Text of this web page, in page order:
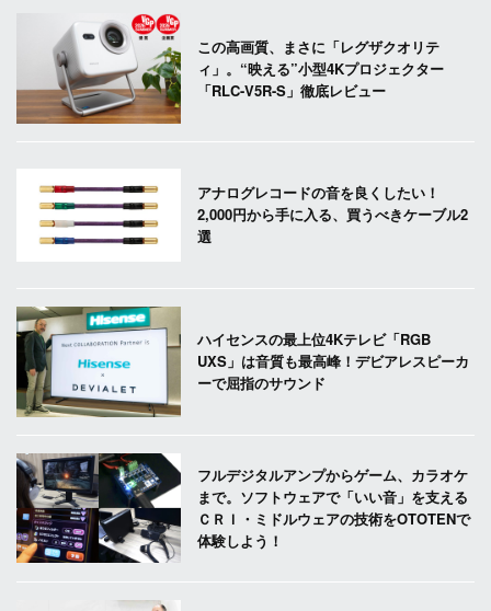
この高画質、まさに「レグザクオリテ
ィ」。“映える”小型4Kプロジェクター
「RLC-V5R-S」徹底レビュー
アナログレコードの音を良くしたい！
2,000円から手に入る、買うべきケーブル2
選
ハイセンスの最上位4Kテレビ「RGB
UXS」は音質も最高峰！デビアレスピーカ
ーで屈指のサウンド
フルデジタルアンプからゲーム、カラオケ
まで。ソフトウェアで「いい音」を支える
ＣＲＩ・ミドルウェアの技術をOTOTENで
体験しよう！